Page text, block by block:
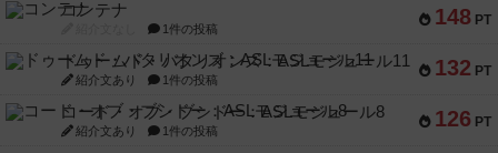
148 PT
コンテナ
1件の投稿
132 PT
ドゥームド・バタリオンズ：ASLモジュール11
紹介文あり 1件の投稿
126 PT
コード・オブ・ブシドー：ASLモジュール8
紹介文あり 1件の投稿